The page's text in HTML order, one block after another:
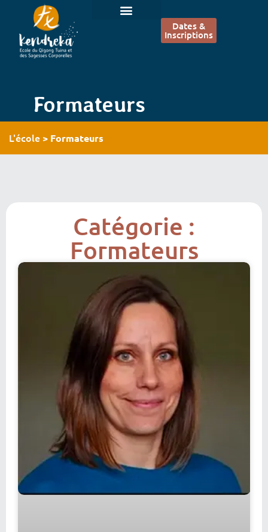
Dates &
Inscriptions
Formateurs
L'école > Formateurs
Catégorie :
Formateurs